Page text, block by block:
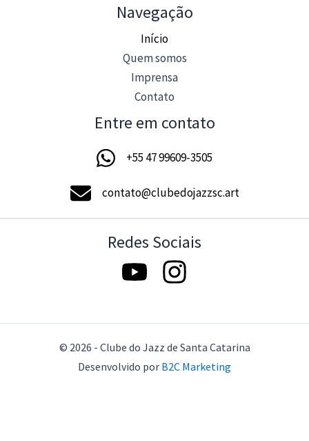
Navegação
Início
Quem somos
Imprensa
Contato
Entre em contato
+55 47 99609-3505
contato@clubedojazzsc.art
Redes Sociais
© 2026 - Clube do Jazz de Santa Catarina
Desenvolvido por B2C Marketing